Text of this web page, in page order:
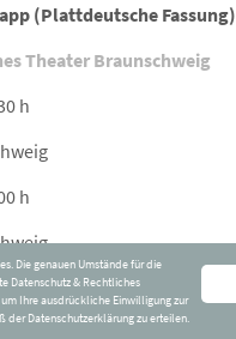
(Plattdeutsche Fassung)
Theater Braunschweig
h
h
h
Die genauen Umstände für die
Datenschutz & Rechtliches
Ihre ausdrückliche Einwilligung zur
der Datenschutzerklärung zu erteilen.